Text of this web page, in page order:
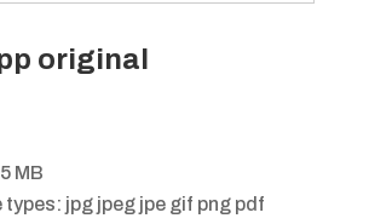
original
MB
jpg jpeg jpe gif png pdf